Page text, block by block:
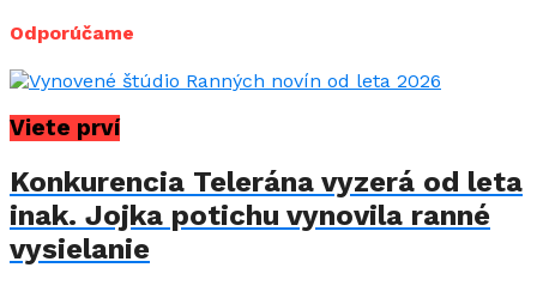
Odporúčame
Viete prví
Konkurencia Telerána vyzerá od leta
inak. Jojka potichu vynovila ranné
vysielanie